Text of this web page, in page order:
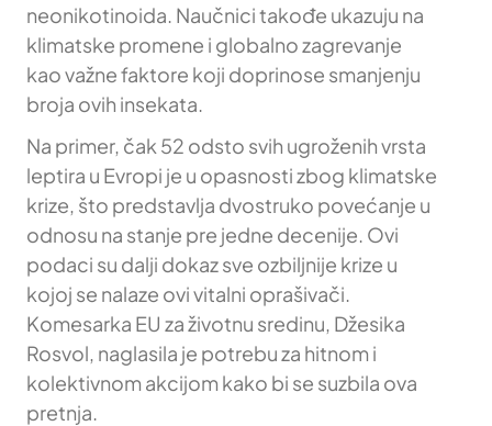
neonikotinoida. Naučnici takođe ukazuju na
klimatske promene i globalno zagrevanje
kao važne faktore koji doprinose smanjenju
broja ovih insekata.
Na primer, čak 52 odsto svih ugroženih vrsta
leptira u Evropi je u opasnosti zbog klimatske
krize, što predstavlja dvostruko povećanje u
odnosu na stanje pre jedne decenije. Ovi
podaci su dalji dokaz sve ozbiljnije krize u
kojoj se nalaze ovi vitalni oprašivači.
Komesarka EU za životnu sredinu, Džesika
Rosvol, naglasila je potrebu za hitnom i
kolektivnom akcijom kako bi se suzbila ova
pretnja.